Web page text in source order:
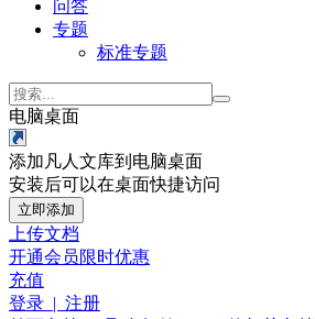
问答
专题
标准专题
电脑桌面
添加凡人文库到电脑桌面
安装后可以在桌面快捷访问
立即添加
上传文档
开通会员限时优惠
充值
登录 | 注册